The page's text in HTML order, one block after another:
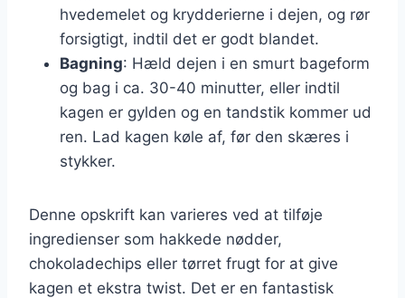
hvedemelet og krydderierne i dejen, og rør
forsigtigt, indtil det er godt blandet.
Bagning: Hæld dejen i en smurt bageform
og bag i ca. 30-40 minutter, eller indtil
kagen er gylden og en tandstik kommer ud
ren. Lad kagen køle af, før den skæres i
stykker.
Denne opskrift kan varieres ved at tilføje
ingredienser som hakkede nødder,
chokoladechips eller tørret frugt for at give
kagen et ekstra twist. Det er en fantastisk